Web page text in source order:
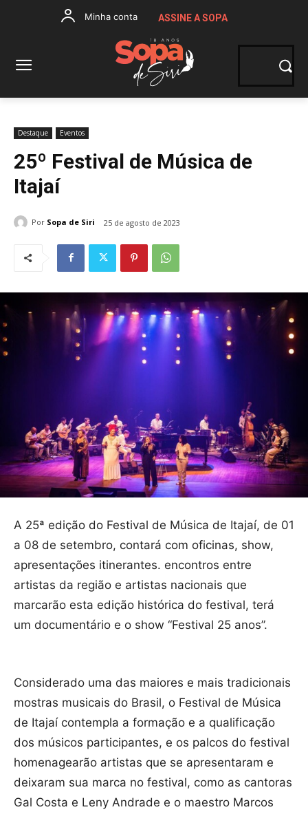
Minha conta ASSINE A SOPA
Destaque Eventos
25º Festival de Música de
Itajaí
Por Sopa de Siri 25 de agosto de 2023
A 25ª edição do Festival de Música de Itajaí, de 01
a 08 de setembro, contará com oficinas, show,
apresentações itinerantes. encontros entre
artistas da região e artistas nacionais que
marcarão esta edição histórica do festival, terá
um documentário e o show “Festival 25 anos”.
Considerado uma das maiores e mais tradicionais
mostras musicais do Brasil, o Festival de Música
de Itajaí contempla a formação e a qualificação
dos músicos participantes, e os palcos do festival
homenagearão artistas que se apresentaram e
deixaram sua marca no festival, como as cantoras
Gal Costa e Leny Andrade e o maestro Marcos